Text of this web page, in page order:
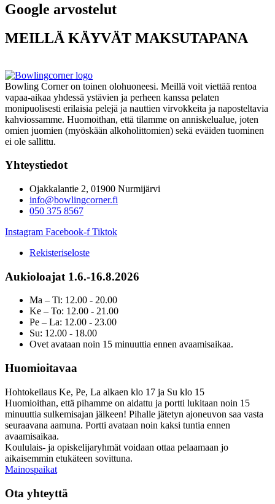
Google arvostelut
MEILLÄ KÄYVÄT MAKSUTAPANA
Bowling Corner on toinen olohuoneesi. Meillä voit viettää rentoa
vapaa-aikaa yhdessä ystävien ja perheen kanssa pelaten
monipuolisesti erilaisia pelejä ja nauttien virvokkeita ja naposteltavia
kahviossamme. Huomoithan, että tilamme on anniskelualue, joten
omien juomien (myöskään alkoholittomien) sekä eväiden tuominen
ei ole sallittu.
Yhteystiedot
Ojakkalantie 2, 01900 Nurmijärvi
info@bowlingcorner.fi
050 375 8567
Instagram Facebook-f Tiktok
Rekisteriseloste
Aukioloajat 1.6.-16.8.2026
Ma – Ti: 12.00 - 20.00
Ke – To: 12.00 - 21.00
Pe – La: 12.00 - 23.00
Su: 12.00 - 18.00
Ovet avataan noin 15 minuuttia ennen avaamisaikaa.
Huomioitavaa
Hohtokeilaus Ke, Pe, La alkaen klo 17 ja Su klo 15
Huomioithan, että pihamme on aidattu ja portti lukitaan noin 15
minuuttia sulkemisajan jälkeen! Pihalle jätetyn ajoneuvon saa vasta
seuraavana aamuna. Portti avataan noin kaksi tuntia ennen
avaamisaikaa.
Koululais- ja opiskelijaryhmät voidaan ottaa pelaamaan jo
aikaisemmin etukäteen sovittuna.
Mainospaikat
Ota yhteyttä